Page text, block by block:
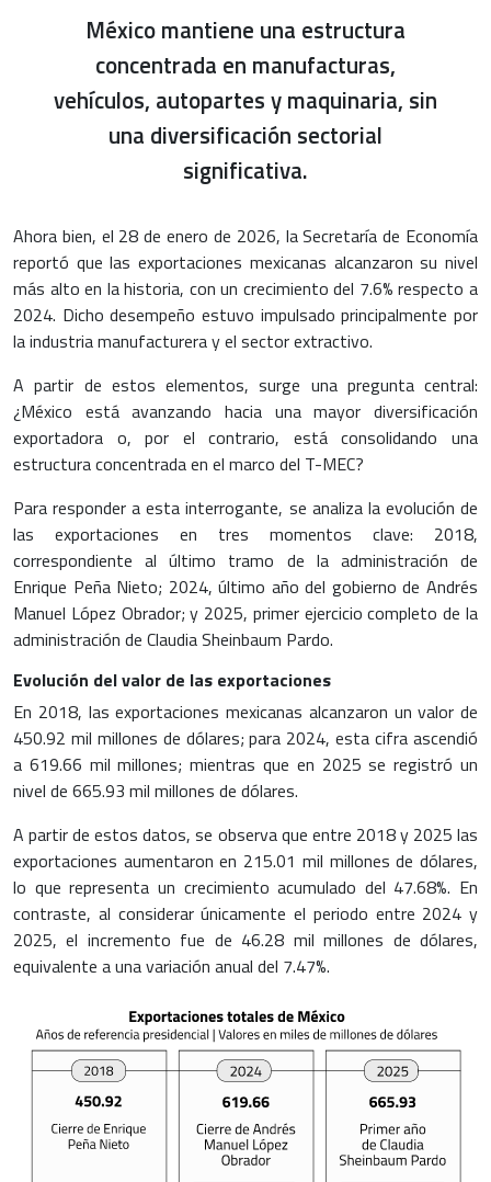
México mantiene una estructura
concentrada en manufacturas,
vehículos, autopartes y maquinaria, sin
una diversificación sectorial
significativa.
Ahora bien, el 28 de enero de 2026, la Secretaría de Economía
reportó que las exportaciones mexicanas alcanzaron su nivel
más alto en la historia, con un crecimiento del 7.6% respecto a
2024. Dicho desempeño estuvo impulsado principalmente por
la industria manufacturera y el sector extractivo.
A partir de estos elementos, surge una pregunta central:
¿México está avanzando hacia una mayor diversificación
exportadora o, por el contrario, está consolidando una
estructura concentrada en el marco del T-MEC?
Para responder a esta interrogante, se analiza la evolución de
las exportaciones en tres momentos clave: 2018,
correspondiente al último tramo de la administración de
Enrique Peña Nieto; 2024, último año del gobierno de Andrés
Manuel López Obrador; y 2025, primer ejercicio completo de la
administración de Claudia Sheinbaum Pardo.
Evolución del valor de las exportaciones
En 2018, las exportaciones mexicanas alcanzaron un valor de
450.92 mil millones de dólares; para 2024, esta cifra ascendió
a 619.66 mil millones; mientras que en 2025 se registró un
nivel de 665.93 mil millones de dólares.
A partir de estos datos, se observa que entre 2018 y 2025 las
exportaciones aumentaron en 215.01 mil millones de dólares,
lo que representa un crecimiento acumulado del 47.68%. En
contraste, al considerar únicamente el periodo entre 2024 y
2025, el incremento fue de 46.28 mil millones de dólares,
equivalente a una variación anual del 7.47%.